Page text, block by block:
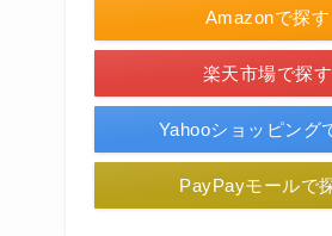
Amazonで探す
楽天市場で探す
Yahooショッピング
PayPayモールで